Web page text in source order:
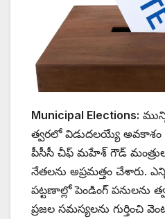
Municipal Elections:
త్వరలో విడుదలయ్యే అవకాశం
పీసీసీ చీఫ్ మహేశ్ గౌడ్
నేతలను అప్రమత్తం చేశారు.
పట్టణాల్లో పెండింగ్ పనులను
ప్రజల సమస్యలను గుర్తించి